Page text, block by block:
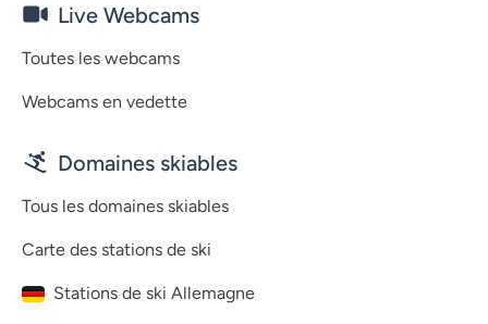
Live Webcams
Toutes les webcams
Webcams en vedette
Domaines skiables
Tous les domaines skiables
Carte des stations de ski
Stations de ski Allemagne